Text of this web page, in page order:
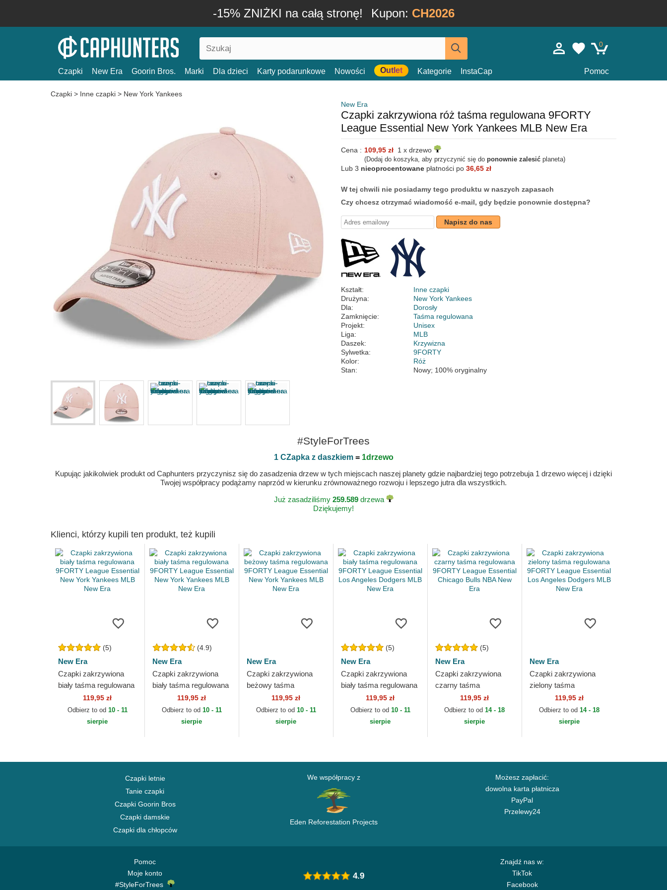
-15% ZNIŻKI na całą stronę! Kupon: CH2026
0
Czapki New Era Goorin Bros. Marki Dla dzieci Karty podarunkowe Nowości Outlet Kategorie InstaCap Pomoc
Czapki > Inne czapki > New York Yankees
New Era
Czapki zakrzywiona róż taśma regulowana 9FORTY
League Essential New York Yankees MLB New Era
Cena : 109,95 zł 1 x drzewo
(Dodaj do koszyka, aby przyczynić się do ponownie zalesić planeta)
Lub 3 nieoprocentowane płatności po 36,65 zł
W tej chwili nie posiadamy tego produktu w naszych zapasach
Czy chcesz otrzymać wiadomość e-mail, gdy będzie ponownie dostępna?
Napisz do nas
Kształt:
Inne czapki
Drużyna:
New York Yankees
Dla:
Dorosły
Zamknięcie:
Taśma regulowana
Projekt:
Unisex
Liga:
MLB
Daszek:
Krzywizna
Sylwetka:
9FORTY
Kolor:
Róż
Stan:
Nowy; 100% oryginalny
#StyleForTrees
1 CZapka z daszkiem= 1drzewo
Kupując jakikolwiek produkt od Caphunters przyczynisz się do zasadzenia drzew w tych miejscach naszej planety gdzie najbardziej tego potrzebuja 1 drzewo więcej i dzięki
Twojej współpracy podążamy naprzód w kierunku zrównoważnego rozwoju i lepszego jutra dla wszystkich.
Już zasadziliśmy 259.589drzewa
Dziękujemy!
Klienci, którzy kupili ten produkt, też kupili
(5)
New Era
Czapki zakrzywiona
biały taśma regulowana
9FORTY League
Essential New York
Yankees MLB New Era
119,95 zł
Odbierz to od 10 - 11
sierpie
(4.9)
New Era
Czapki zakrzywiona
biały taśma regulowana
9FORTY League
Essential New York
Yankees MLB New Era
119,95 zł
Odbierz to od 10 - 11
sierpie
New Era
Czapki zakrzywiona
beżowy taśma
regulowana 9FORTY
League Essential New
York Yankees MLB
119,95 zł
Odbierz to od 10 - 11
sierpie
(5)
New Era
Czapki zakrzywiona
biały taśma regulowana
9FORTY League
Essential Los Angeles
Dodgers MLB New Era
119,95 zł
Odbierz to od 10 - 11
sierpie
(5)
New Era
Czapki zakrzywiona
czarny taśma
regulowana 9FORTY
League Essential
Chicago Bulls NBA New
119,95 zł
Odbierz to od14 - 18
sierpie
New Era
Czapki zakrzywiona
zielony taśma
regulowana 9FORTY
League Essential Los
Angeles Dodgers MLB
119,95 zł
Odbierz to od 14 - 18
sierpie
Czapki letnie
Tanie czapki
Czapki Goorin Bros
Czapki damskie
Czapki dla chłopców
We współpracy z
Eden Reforestation Projects
Możesz zapłacić:
dowolna karta płatnicza
PayPal
Przelewy24
Pomoc
Moje konto
#StyleForTrees
Znajdź nas w:
TikTok
Facebook
4.9